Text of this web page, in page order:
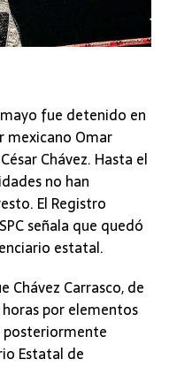
fue detenido en
mexicano Omar
Chávez. Hasta el
no han
El Registro
señala que quedó
estatal.
Chávez Carrasco, de
por elementos
posteriormente
Estatal de